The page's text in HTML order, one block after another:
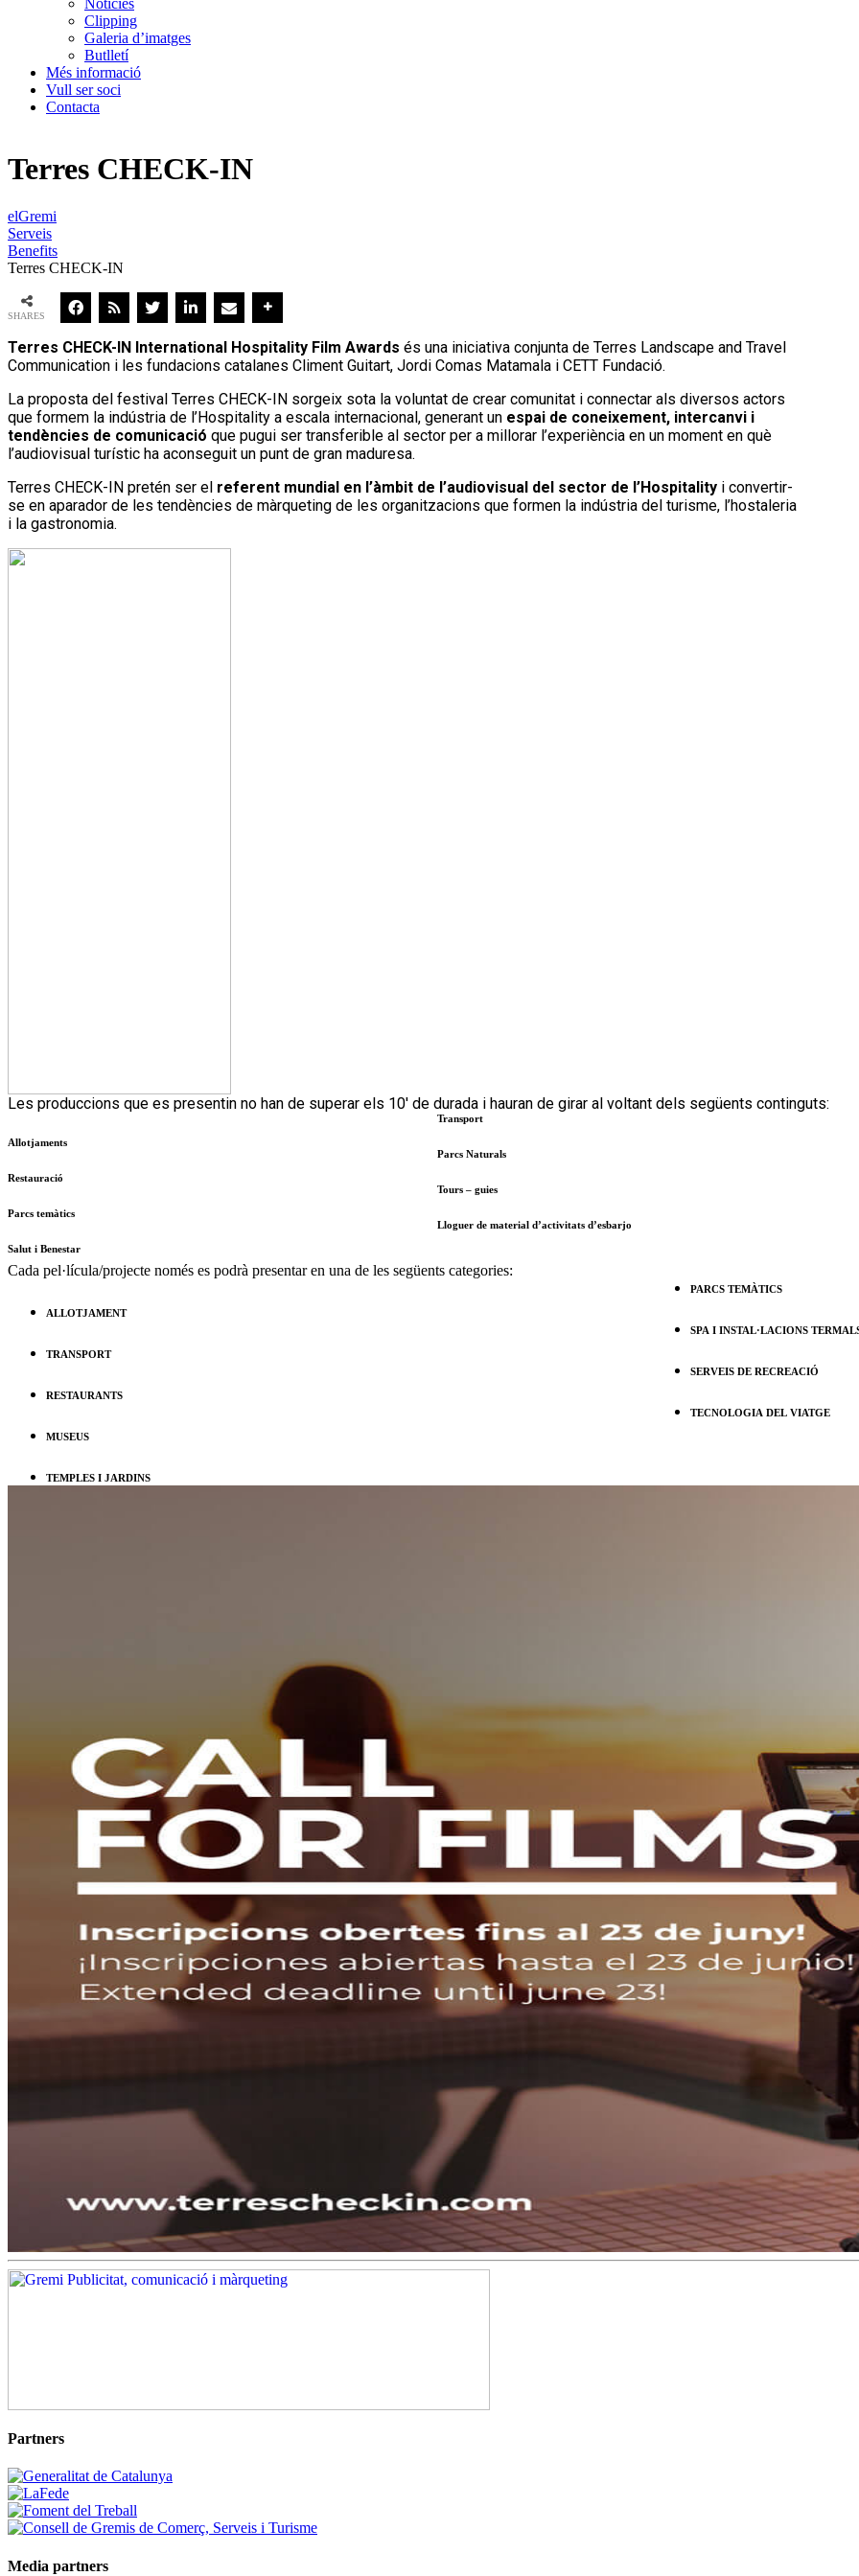
Notícies
Clipping
Galeria d’imatges
Butlletí
Més informació
Vull ser soci
Contacta
Terres CHECK-IN
elGremi
Serveis
Benefits
Terres CHECK-IN
SHARES
Terres CHECK-IN International Hospitality Film Awards és una iniciativa conjunta de Terres Landscape and Travel
Communication i les fundacions catalanes Climent Guitart, Jordi Comas Matamala i CETT Fundació.
La proposta del festival Terres CHECK-IN sorgeix sota la voluntat de crear comunitat i connectar als diversos actors
que formem la indústria de l’Hospitality a escala internacional, generant un espai de coneixement, intercanvi i
tendències de comunicació que pugui ser transferible al sector per a millorar l’experiència en un moment en què
l’audiovisual turístic ha aconseguit un punt de gran maduresa.
Terres CHECK-IN pretén ser el referent mundial en l’àmbit de l’audiovisual del sector de l’Hospitality i convertir-
se en aparador de les tendències de màrqueting de les organitzacions que formen la indústria del turisme, l’hostaleria
i la gastronomia.
Les produccions que es presentin no han de superar els 10′ de durada i hauran de girar al voltant dels següents continguts:
Allotjaments
Restauració
Parcs temàtics
Salut i Benestar
Transport
Parcs Naturals
Tours – guies
Lloguer de material d’activitats d’esbarjo
Cada pel·lícula/projecte només es podrà presentar en una de les següents categories:
ALLOTJAMENT
TRANSPORT
RESTAURANTS
MUSEUS
TEMPLES I JARDINS
PARCS TEMÀTICS
SPA I INSTAL·LACIONS
SERVEIS DE RECREACIÓ
TECNOLOGIA DEL VIATGE
Partners
Media partners